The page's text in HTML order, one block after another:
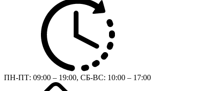
ПН-ПТ: 09:00 – 19:00, СБ-ВС: 10:00 – 17:00